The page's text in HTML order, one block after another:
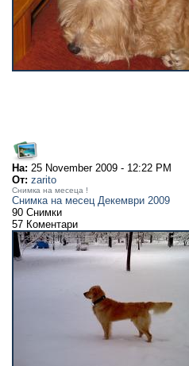
На: 25 November 2009 - 12:22 PM
От: zarito
Снимка на месеца !
Снимка на месец Декември 2009
90 Снимки
57 Коментари